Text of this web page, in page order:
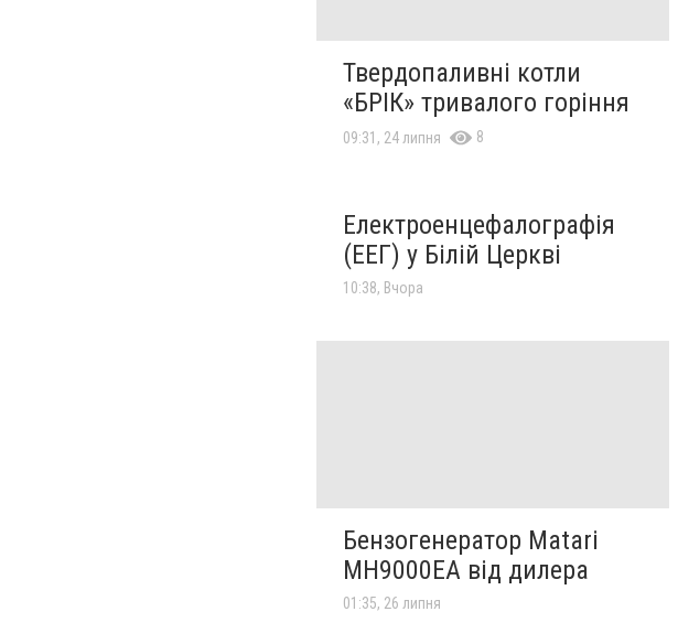
Твердопаливні котли
«БРІК» тривалого горіння
09:31, 24 липня 8
Електроенцефалографія
(ЕЕГ) у Білій Церкві
10:38, Вчора
Бензогенератор Matari
MH9000EA від дилера
01:35, 26 липня